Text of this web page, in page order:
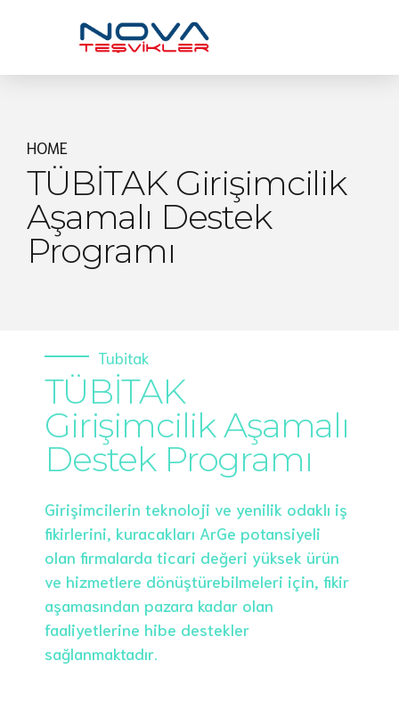
HOME
TÜBİTAK Girişimcilik
Aşamalı Destek
Programı
Tubitak
TÜBİTAK
Girişimcilik Aşamalı
Destek Programı
Girişimcilerin teknoloji ve yenilik odaklı iş
fikirlerini, kuracakları ArGe potansiyeli
olan firmalarda ticari değeri yüksek ürün
ve hizmetlere dönüştürebilmeleri için, fikir
aşamasından pazara kadar olan
faaliyetlerine hibe destekler
sağlanmaktadır.